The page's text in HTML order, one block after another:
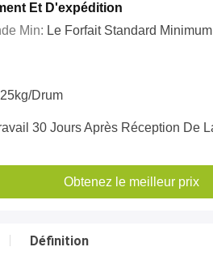
Et D'expédition
Min: Le Forfait Standard
25kg/drum
30 Jours Après Réception De
Obtenez le meilleur prix
Définition